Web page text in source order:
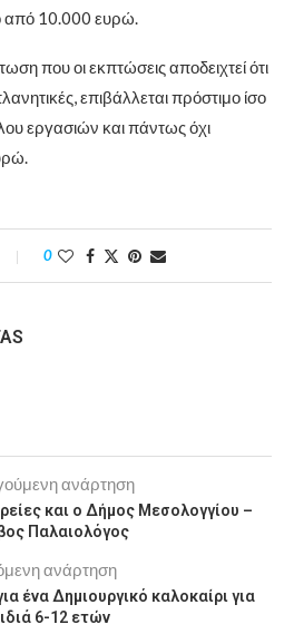
από 10.000 ευρώ.
που οι εκπτώσεις αποδειχτεί ότι
επιβάλλεται πρόστιμο ίσο
εργασιών και πάντως όχι
0
ανάρτηση
και ο Δήμος Μεσολογγίου –
Παλαιολόγος
ανάρτηση
ένα Δημιουργικό καλοκαίρι για
6-12 ετών